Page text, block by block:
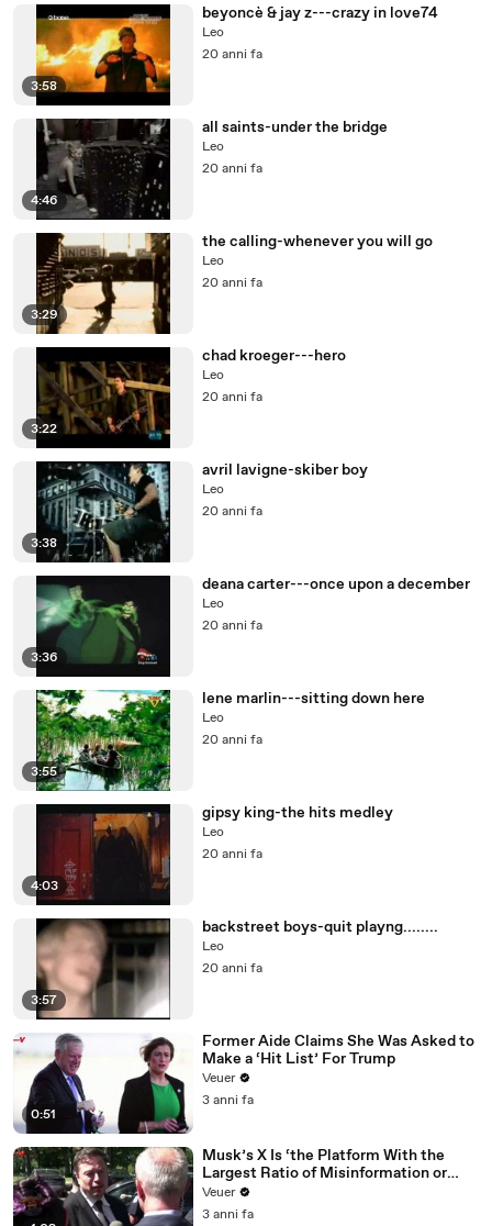
3:58
beyoncè & jay z---crazy in love74
Leo
20 anni fa
4:46
all saints-under the bridge
Leo
20 anni fa
3:29
the calling-whenever you will go
Leo
20 anni fa
3:22
chad kroeger---hero
Leo
20 anni fa
3:38
avril lavigne-skiber boy
Leo
20 anni fa
3:36
deana carter---once upon a december
Leo
20 anni fa
3:55
lene marlin---sitting down here
Leo
20 anni fa
4:03
gipsy king-the hits medley
Leo
20 anni fa
3:57
backstreet boys-quit playng........
Leo
20 anni fa
0:51
Former Aide Claims She Was Asked to
Make a ‘Hit List’ For Trump
Veuer
3 anni fa
Musk’s X Is ‘the Platform With the
Largest Ratio of Misinformation or
Disinformation’ Amongst All Social
Media Platforms
Veuer
3 anni fa